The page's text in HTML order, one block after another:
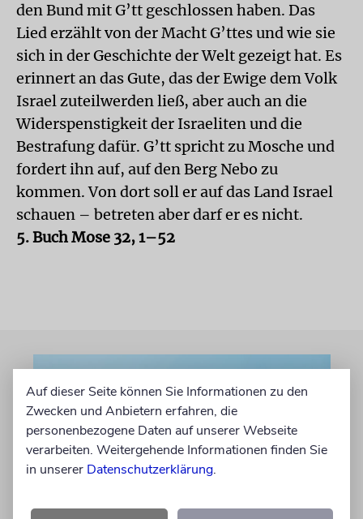
den Bund mit G’tt geschlossen haben. Das
Lied erzählt von der Macht G’ttes und wie sie
sich in der Geschichte der Welt gezeigt hat. Es
erinnert an das Gute, das der Ewige dem Volk
Israel zuteilwerden ließ, aber auch an die
Widerspenstigkeit der Israeliten und die
Bestrafung dafür. G’tt spricht zu Mosche und
fordert ihn auf, auf den Berg Nebo zu
kommen. Von dort soll er auf das Land Israel
schauen – betreten aber darf er es nicht.
5. Buch Mose 32, 1–52
Auf dieser Seite können Sie Informationen zu den
Zwecken und Anbietern erfahren, die
personenbezogene Daten auf unserer Webseite
verarbeiten. Weitergehende Informationen finden Sie
in unserer Datenschutzerklärung.